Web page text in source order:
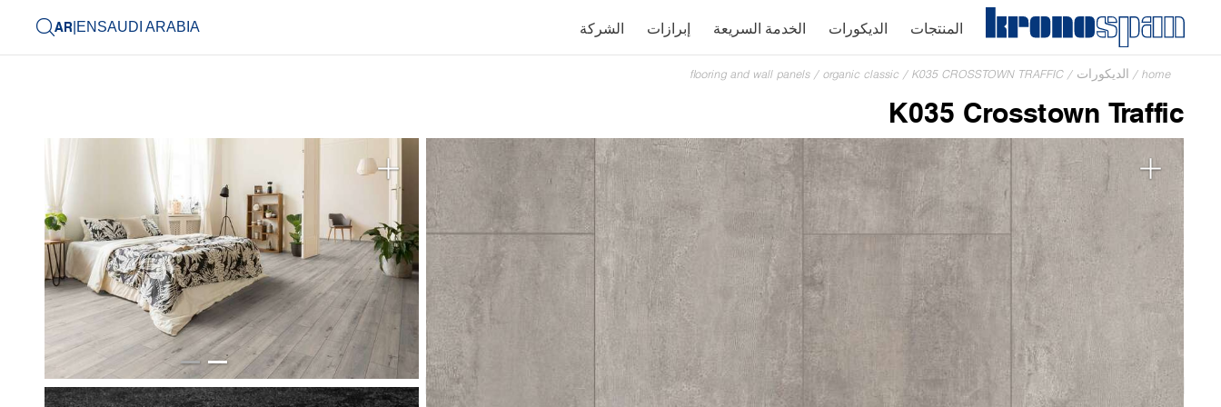
المنتجات الديكورات الخدمة السريعة إبرازات الشركة SAUDI ARABIA
EN
AR
home
/ الديكورات /
flooring and wall panels / organic classic / K035 CROSSTOWN TRAFFIC
K035 Crosstown Traffic